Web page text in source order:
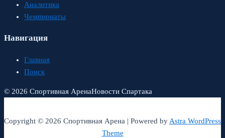
Аналитика
Чемпионаты
Навигация
Главная
Поиск
© 2026 Спортивная АренаНовости Спартака
Copyright © 2026 Спортивная Арена | Powered byAstra WordPress
Theme